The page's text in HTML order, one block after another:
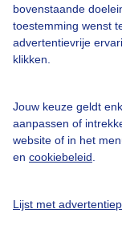
bovenstaande
toestemming wenst
advertentievrije
klikken.
Jouw keuze geldt
aanpassen of
website of in het
en cookiebeleid
Lijst met
Veelgestelde
Contact
Adverteren
Buienradar Team
Cookie beleid